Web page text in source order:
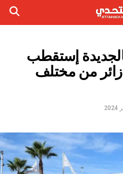
إستقطب
ألف زائر من مختلف